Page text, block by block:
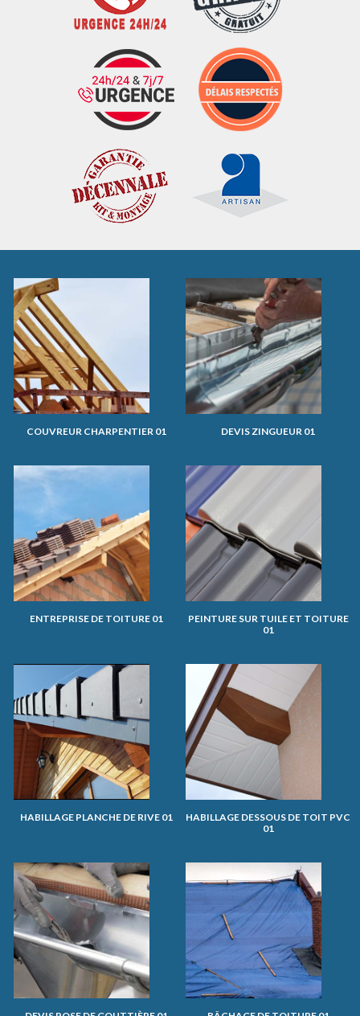
COUVREUR CHARPENTIER 01 DEVIS ZINGUEUR 01
ENTREPRISE DE TOITURE 01
PEINTURE SUR TUILE ET TOITURE
01
HABILLAGE PLANCHE DE RIVE 01
HABILLAGE DESSOUS DE TOIT PVC
01